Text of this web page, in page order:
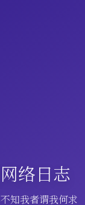
络日志
知我者谓我何求